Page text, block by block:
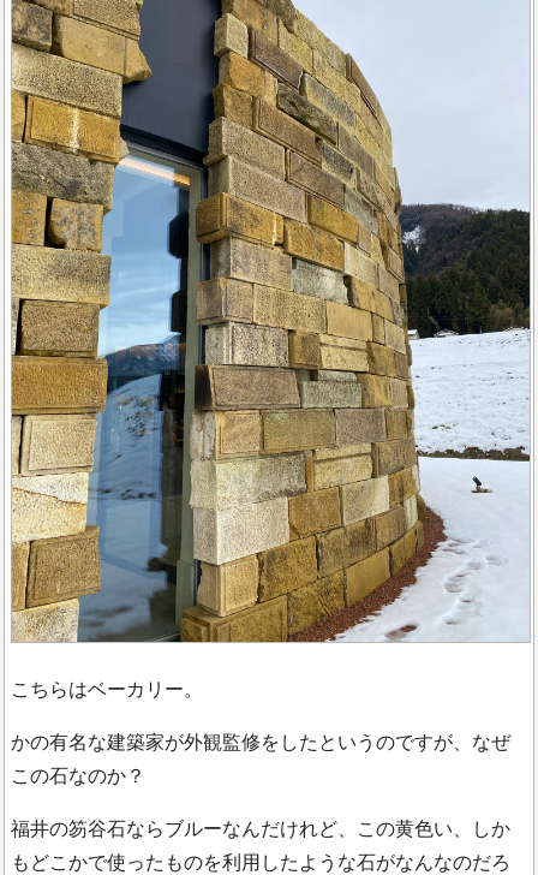
こちらはベーカリー。
かの有名な建築家が外観監修をしたというのですが、なぜ
この石なのか？
福井の笏谷石ならブルーなんだけれど、この黄色い、しか
もどこかで使ったものを利用したような石がなんなのだろ